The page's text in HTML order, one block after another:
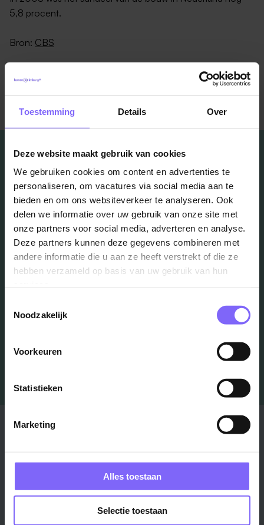
Toestemming Details Over
Deze website maakt gebruik van cookies
We gebruiken cookies om content en advertenties te
personaliseren, om vacatures via social media aan te
bieden en om ons websiteverkeer te analyseren. Ook
delen we informatie over uw gebruik van onze site met
onze partners voor social media, adverteren en analyse.
Deze partners kunnen deze gegevens combineren met
andere informatie die u aan ze heeft verstrekt of die ze
hebben verzameld op basis van uw gebruik van hun
Noodzakelijk
Voorkeuren
Statistieken
Marketing
Alles toestaan
Selectie toestaan
5,8 procent.
Bron: CBS
Terug naar alle items
Vacatures
in je mailbox?
Schrijf je in en we houden je op de hoogte
Stad
Venlo ›
Roermond ›
Midden-Limburg ›
Noord-Limburg ›
Alle regio's ›